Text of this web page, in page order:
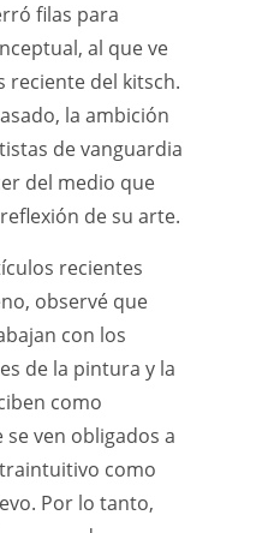
filas para
al que ve
reciente del kitsch.
la ambición
de vanguardia
del medio que
de su arte.
recientes
observé que
con los
de la pintura y la
como
ven obligados a
como
Por lo tanto,